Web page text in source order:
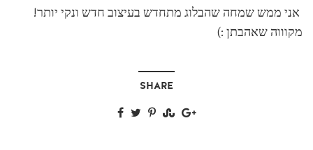
אני ממש שמחה שהבלוג מתחדש בעיצוב חדש ונקי יותר!
מקוווה שאהבתן :)
SHARE